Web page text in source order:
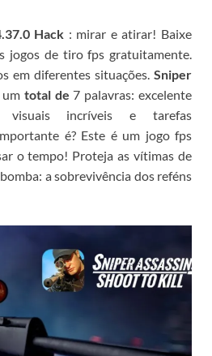
Hack : mirar e atirar! Baixe
jogos de tiro fps gratuitamente.
em diferentes situações. Sniper
um total de 7 palavras: excelente
visuais incríveis e tarefas
é? Este é um jogo fps
o tempo! Proteja as vítimas de
a sobrevivência dos reféns